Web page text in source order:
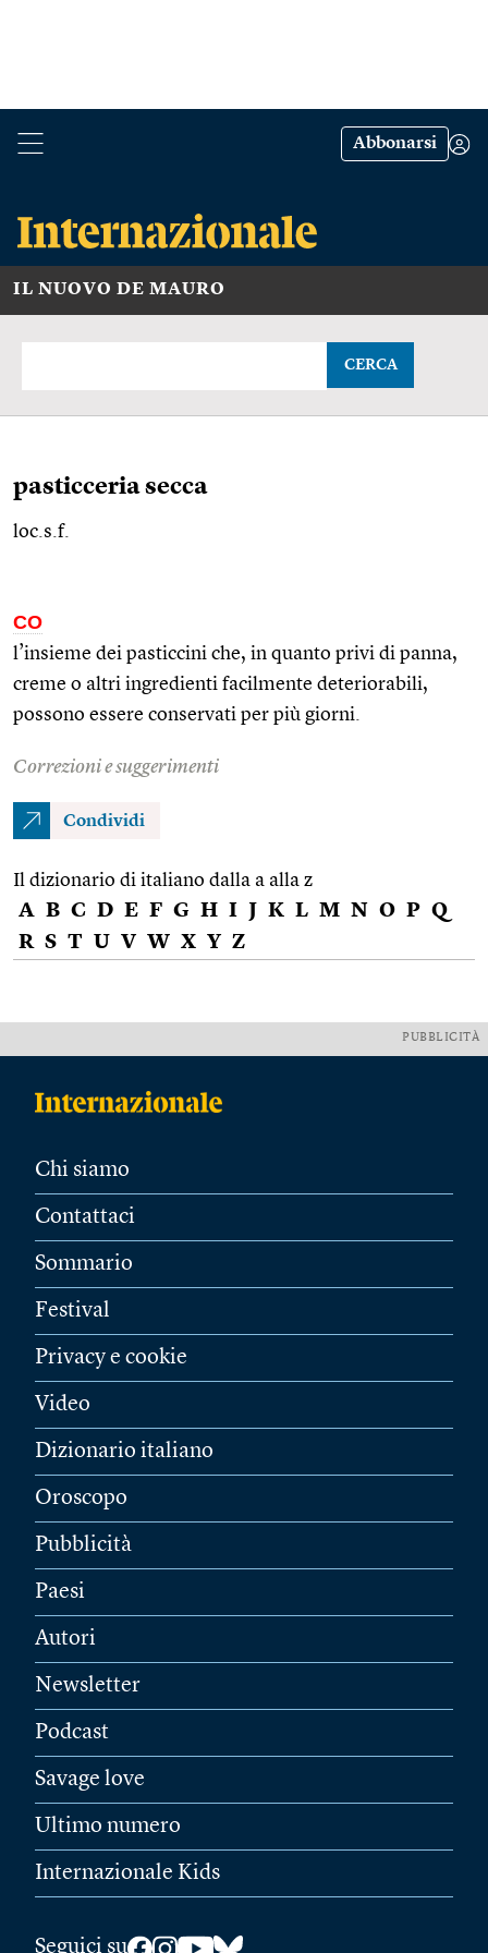
Abbonarsi
IL NUOVO DE MAURO
CERCA
pasticceria secca
loc.s.f.
CO
l’insieme dei pasticcini che, in quanto privi di panna,
creme o altri ingredienti facilmente deteriorabili,
possono essere conservati per più giorni.
Correzioni e suggerimenti
Condividi
Il dizionario di italiano dalla a alla z
A B C D E F G H I J K L M N O P Q
R S T U V W X Y Z
PUBBLICITÀ
Chi siamo
Contattaci
Sommario
Festival
Privacy e cookie
Video
Dizionario italiano
Oroscopo
Pubblicità
Paesi
Autori
Newsletter
Podcast
Savage love
Ultimo numero
Internazionale Kids
Seguici su